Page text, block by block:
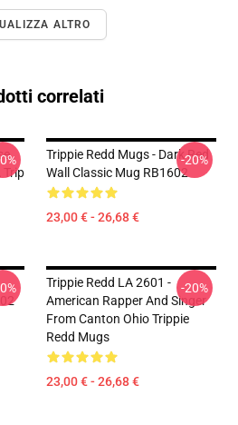
ALTRO
correlati
Trip
Trippie Redd Mugs - Dark Red
Wall Classic Mug RB1602
23,00 € - 26,68 €
-20%
Trippie Redd LA 2601 -
American Rapper And Singer
From Canton Ohio Trippie
Redd Mugs
23,00 € - 26,68 €
-20%